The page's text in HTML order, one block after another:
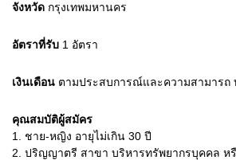
จังหวัด กรุงเทพมหานคร
อัตราที่รับ 1 อัตรา
เงินเดือน ตามประสบการณ์และความสามารถ
คุณสมบัติผู้สมัคร
1.
ชาย-หญิง อายุไม่เกิน 30 ปี
2. ปริญญาตรี สาขา บริหารทรัพยากรบุคคล ห